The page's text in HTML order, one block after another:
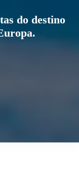
do destino